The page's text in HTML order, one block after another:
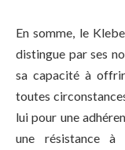
En somme, le
distingue par ses
sa capacité à
toutes
lui pour une
une résistance à